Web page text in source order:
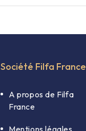
Société Filfa France
A propos de Filfa
France
Mentions légales